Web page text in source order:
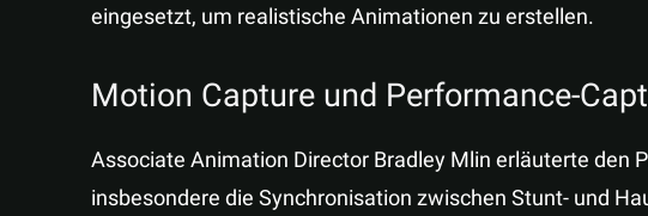
eingesetzt, um realistische Animationen zu erstellen.
Motion Capture und Performance-
Associate Animation Director Bradley Mlin erläuterte den
insbesondere die Synchronisation zwischen Stunt- und